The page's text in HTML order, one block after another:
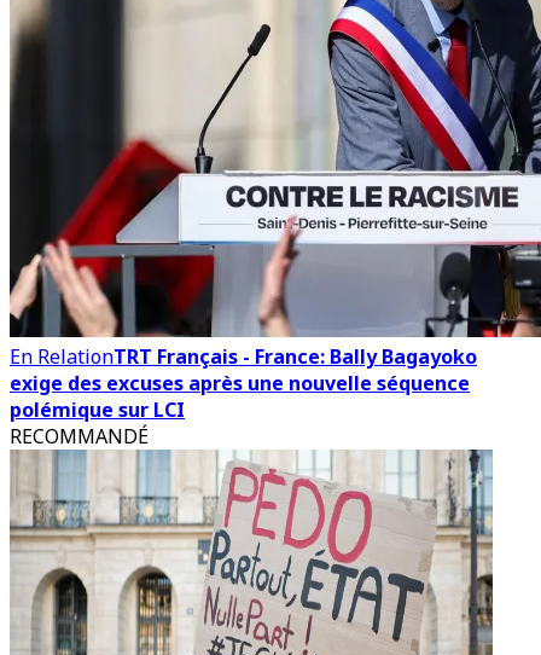
En RelationTRT Français - France: Bally Bagayoko
exige des excuses après une nouvelle séquence
polémique sur LCI
RECOMMANDÉ